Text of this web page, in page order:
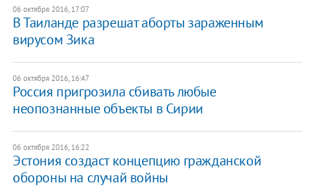
06 октября 2016, 17:07
В Таиланде разрешат аборты зараженным
вирусом Зика
06 октября 2016, 16:47
Россия пригрозила сбивать любые
неопознанные объекты в Сирии
06 октября 2016, 16:22
Эстония создаст концепцию гражданской
обороны на случай войны